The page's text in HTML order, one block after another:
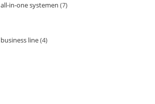
all-in-one systemen 7
business line 4